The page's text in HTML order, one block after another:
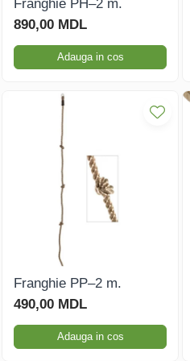
Căsuțe de joacă
Table pentru desen
Gardulețe
Echipamente pentru
grădinițe
Pavilioane pentru
Franghie PH–2 m.
890,00 MDL
Adauga in cos
Franghie PP–2 m.
490,00 MDL
Adauga in cos